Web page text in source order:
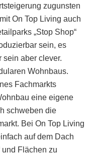
zugunsten
On Top Living auch
„Stop Shop“
sein, es
sein aber clever.
Wohnbaus.
Fachmarkts
eine eigene
schweben die
Bei On Top Living
auf dem Dach
und Flächen zu